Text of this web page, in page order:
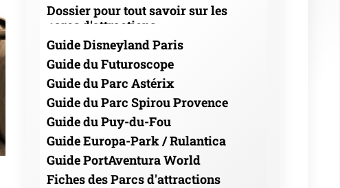
Dossier pour tout savoir sur les
parcs d'attractions
Guide Disneyland Paris
Guide du Futuroscope
Guide du Parc Astérix
Guide du Parc Spirou Provence
Guide du Puy-du-Fou
Guide Europa-Park / Rulantica
Guide PortAventura World
Fiches des Parcs d'attractions